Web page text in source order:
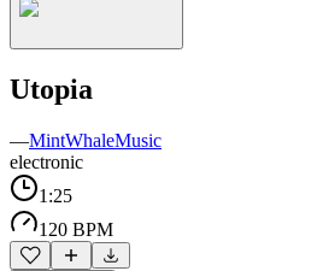
Utopia
—MintWhaleMusic
electronic
1:25
120 BPM